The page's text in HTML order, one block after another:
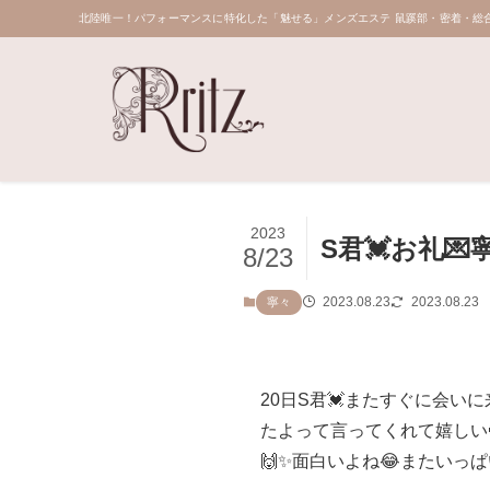
北陸唯一！パフォーマンスに特化した「魅せる」メンズエステ 鼠蹊部・密着・総
S君💓お礼💌
2023
8/23
寧々 2023.08.23 2023.08.23
20日S君💓またすぐに会い
たよって言ってくれて嬉し
🙌✨面白いよね😂またいっ